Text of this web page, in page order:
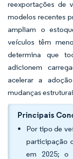
reexportações de
modelos recentes
ampliam o
veículos têm
determina que
adicionem
acelerar a
mudanças
Principais
Por tipo de
participação
em 2025; o